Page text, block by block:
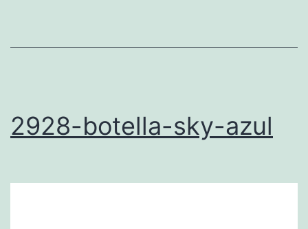
2928-botella-sky-azul